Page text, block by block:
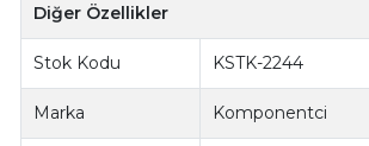
Diğer Özellikler
Stok Kodu KSTK-2244
Marka Komponentci